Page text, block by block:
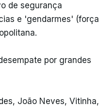
de segurança
e 'gendarmes' (força
por grandes
João Neves, Vitinha,